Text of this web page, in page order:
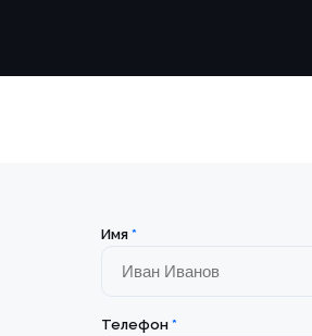
Имя *
Телефон *